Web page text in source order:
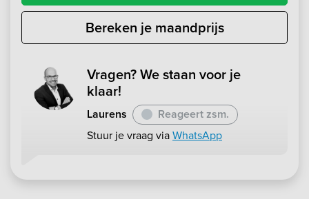
Bereken je maandprijs
Vragen? We staan voor je
klaar!
Laurens
Reageert zsm.
Stuur je vraag viaWhatsApp